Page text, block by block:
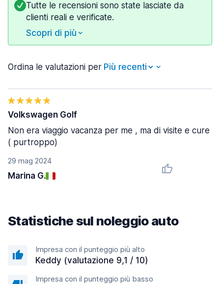
Tutte le recensioni sono state lasciate da
clienti reali e verificate.
Scopri di più
Ordina le valutazioni per
29 mag 2024
Marina G.
Volkswagen Golf
Non era viaggio vacanza per me , ma di visite e cure
( purtroppo)
Statistiche sul noleggio auto
Impresa con il punteggio più alto
Keddy (valutazione 9,1 / 10)
Impresa con il punteggio più basso